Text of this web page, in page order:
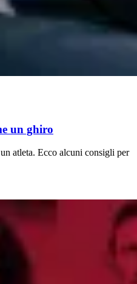
un ghiro
atleta. Ecco alcuni consigli per